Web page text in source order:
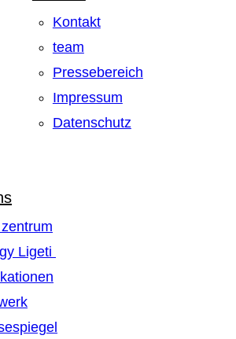
Kontakt
team
Pressebereich
Impressum
Datenschutz
zentrum
Ligeti